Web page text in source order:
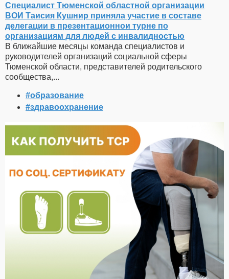
Специалист Тюменской областной организации
ВОИ Таисия Кушнир приняла участие в составе
делегации в презентационнои турне по
организациям для людей с инвалидностью
В ближайшие месяцы команда специалистов и
руководителей организаций социальной сферы
Тюменской области, представителей родительского
сообщества,...
#образование
#здравоохранение